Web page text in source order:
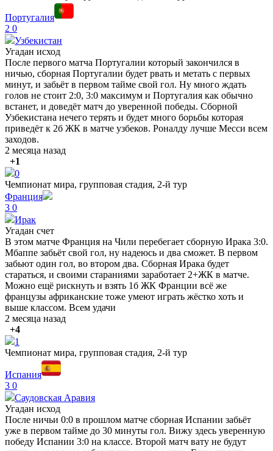
Португалия
2 0
Узбекистан
Угадан исход
После первого матча Португалии который закончился в
ничью, сборная Португалии будет рвать и метать с первых
минут, и забьёт в первом тайме свой гол. Ну много ждать
голов не стоит 2:0, 3:0 максимум и Португалия как обычно
встанет, и доведёт матч до уверенной победы. Сборной
Узбекистана нечего терять и будет много борьбы которая
приведёт к 2б ЖК в матче узбеков. Роналду лучше Месси всем
заходов.
2 месяца назад
+1
0
Чемпионат мира, групповая стадия, 2-й тур
Франция
3 0
Ирак
Угадан счет
В этом матче Франция на Чили перебегает сборную Ирака 3:0.
Мбаппе забьёт свой гол, ну надеюсь и два сможет. В первом
забьют один гол, во втором два. Сборная Ирака будет
стараться, и своими стараниями заработает 2+ЖК в матче.
Можно ещё рискнуть и взять 1б ЖК Франции всё же
французы африканские тоже умеют играть жёстко хоть и
выше классом. Всем удачи
2 месяца назад
+4
1
Чемпионат мира, групповая стадия, 2-й тур
Испания
3 0
Саудовская Аравия
Угадан исход
После ничьи 0:0 в прошлом матче сборная Испании забьёт
уже в первом тайме до 30 минуты гол. Вижу здесь уверенную
победу Испании 3:0 на классе. Второй матч вату не будут